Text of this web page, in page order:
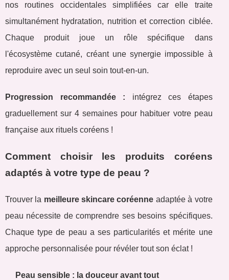
nos routines occidentales simplifiées car elle traite
simultanément hydratation, nutrition et correction ciblée.
Chaque produit joue un rôle spécifique dans
l'écosystème cutané, créant une synergie impossible à
reproduire avec un seul soin tout-en-un.
Progression recommandée : intégrez ces étapes
graduellement sur 4 semaines pour habituer votre peau
française aux rituels coréens !
Comment choisir les produits coréens
adaptés à votre type de peau ?
Trouver la meilleure skincare coréenne adaptée à votre
peau nécessite de comprendre ses besoins spécifiques.
Chaque type de peau a ses particularités et mérite une
approche personnalisée pour révéler tout son éclat !
Peau sensible : la douceur avant tout